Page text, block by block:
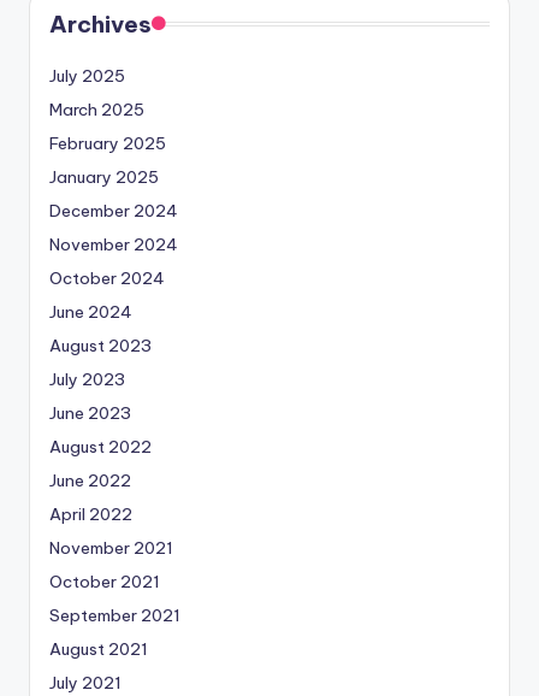
Archives
July 2025
March 2025
February 2025
January 2025
December 2024
November 2024
October 2024
June 2024
August 2023
July 2023
June 2023
August 2022
June 2022
April 2022
November 2021
October 2021
September 2021
August 2021
July 2021